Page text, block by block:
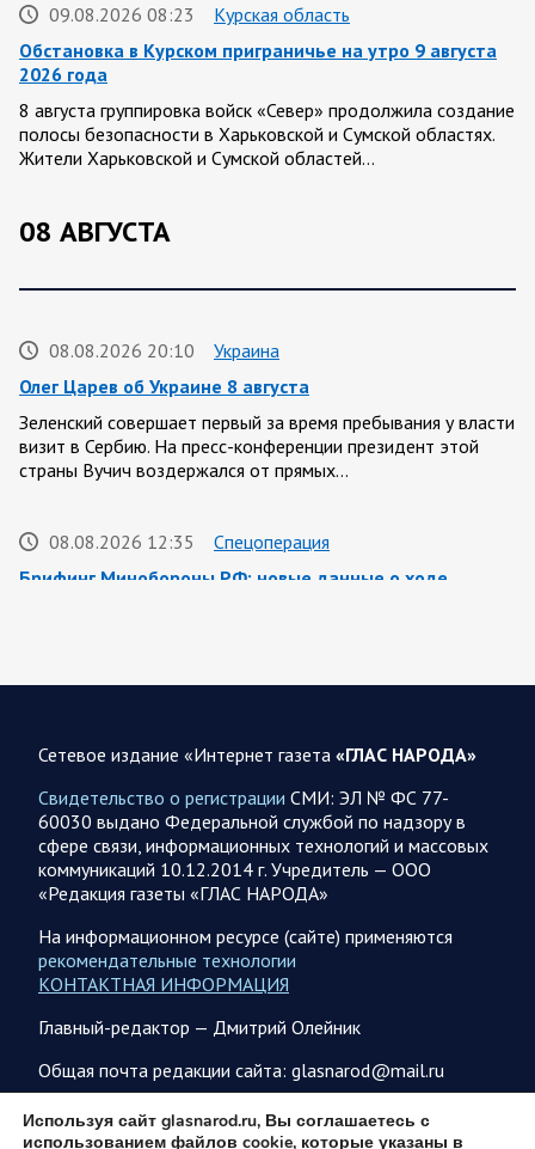
09.08.2026 08:23
Курская область
Обстановка в Курском приграничье на утро 9 августа
2026 года
8 августа группировка войск «Север» продолжила создание
полосы безопасности в Харьковской и Сумской областях.
Жители Харьковской и Сумской областей…
08 АВГУСТА
08.08.2026 20:10
Украина
Олег Царев об Украине 8 августа
Зеленский совершает первый за время пребывания у власти
визит в Сербию. На пресс-конференции президент этой
страны Вучич воздержался от прямых…
08.08.2026 12:35
Спецоперация
Брифинг Минобороны РФ: новые данные о ходе
представители группировок «Север», «Запад», «Центр»,
Сводка военных действий от Минобороны РФ 8
августа. Коротко
Группировка войск «Север» взяла под контроль населенный
пункт Ивановка в Харьковской области. Российские
вооруженные силы за последние сутки поразили…
08.08.2026 10:09
Спецоперация
В ночь 8 августа ВС РФ нанесли удары по объектам в 8
Олег Царев сообщает: Мониторинг противника насчитал
151 БПЛА, запущенный с территории России, из которых
якобы «сбиты/подавлены» – 135. В Киеве…
Сетевое издание «Интернет газета «ГЛАС НАРОДА»
Свидетельство о регистрации СМИ: ЭЛ № ФС 77-
60030 выдано Федеральной службой по надзору в
сфере связи, информационных технологий и массовых
коммуникаций 10.12.2014 г. Учредитель — ООО
«Редакция газеты «ГЛАС НАРОДА»
На информационном ресурсе (сайте) применяются
рекомендательные технологии
КОНТАКТНАЯ ИНФОРМАЦИЯ
Главный-редактор — Дмитрий Олейник
Общая почта редакции сайта: glasnarod@mail.ru
ПОДПИСКА
Используя сайт glasnarod.ru, Вы соглашаетесь с
использованием файлов cookie, которые указаны в